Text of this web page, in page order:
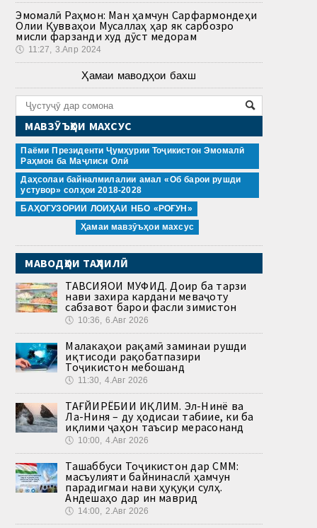
Эмомалӣ Раҳмон: Ман ҳамчун Сарфармондеҳи
Олии Қувваҳои Мусаллаҳ ҳар як сарбозро
мисли фарзанди худ дӯст медорам
🕔 11:27, 3.Апр 2024
Ҳамаи маводҳои бахш
МАВЗӮЪҲОИ МАХСУС
Паёми Президенти Ҷумҳурии Тоҷикистон Эмомалӣ
Раҳмон ба Маҷлиси Олӣ
Даҳсолаи байналмилалии амал «Об барои рушди
устувор» солҳои 2018-2028
БАҲОГУЗОРИИ ЛОИҲАИ НБО «РОҒУН»
Ҳамаи мавзӯъҳои махсус
МАВОДҲОИ ТАҲЛИЛӢ
ТАВСИЯҲОИ МУФИД. Доир ба тарзи
нави захира кардани меваҷоту
сабзавот барои фасли зимистон
🕔 10:36, 6.Авг 2026
Малакаҳои рақамӣ заминаи рушди
иқтисоди рақобатпазири
Тоҷикистон мебошанд
🕔 11:30, 4.Авг 2026
ТАҒЙИРЁБИИ ИҚЛИМ. Эл-Нинё ва
Ла-Ниня – ду ҳодисаи табиие, ки ба
иқлими ҷаҳон таъсир мерасонанд
🕔 10:00, 4.Авг 2026
Ташаббуси Тоҷикистон дар СММ:
масъулияти байнинаслӣ ҳамчун
парадигмаи нави ҳуқуқи сулҳ.
Андешаҳо дар ин маврид
🕔 14:00, 2.Авг 2026